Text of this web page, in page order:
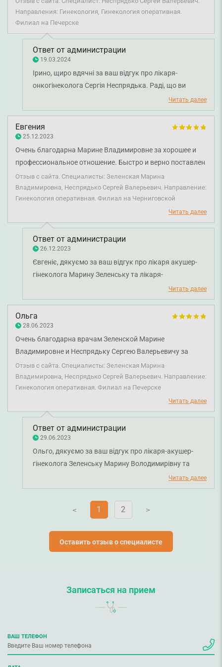
за консультацією виявилось шо через запалення
маткових труб мені поки не можна гормони.. от так
Неспрядько спочатку відправляє пацієнта без лікування,
вірне лікування.
Направления: Гинекология, Гинекология оперативная.
Филиал на Печерске
Ответ от администрации
19.03.2024
Ірино, щиро вдячні за ваш відгук про лікаря-
онкогінеколога Сергія Неспрядька. Раді, що ви
задоволені проведеним оперативним втручанням.
Бажаємо міцного здоров'я!
Читать далее
Евгения
25.12.2023
Очень благодарна Марине Владимировне за хорошее и
профессиональное отношение. Быстро и верно поставлен
диагноз и проведенная операция, которую они сделали с
Неспрядько Сергеем Валерьевичем. Всё прошло на
высоком уровне. Сопровождение после операции
постоянное. Отзыв на телефонный звонок в любое время.
Помощь в дальнейшем лечении вне клиники. Вообще все
в этой клинике (просп. Каденюка, 17-В) – профессионалы,
как администраторы, так и весь медицинский персонал.
Медицинские сестры в манипуляционной производят
забор крови с первого раза, что с моими венами (их почти
нет) очень сложно. После операции, день и ночь они
постоянно проверяли состояние, помогали во всем.
Хороший коллектив, в помещении все аккуратно,
выдержано. Спасибо.
Отзыв с сайта. Специалисты: Зеленская Марина
Владимировна, Неспрядько Сергей Валерьевич. Направление:
Гинекология оперативная. Филиал на Черниговской
Читать далее
Ответ от администрации
26.12.2023
Євгеніє, дякуємо за ваш відгук про лікаря акушер-
гінеколога Марину Зеленську та лікаря-
онкогінеколога Сергія Неспрядька. Раді, що ви
задоволені візитом у клініку та проведеним
оперативним втручанням. Бажаємо міцного
здоров'я!
Читать далее
Ольга
28.06.2023
Очень благодарна врачам Зеленской Марине
Владимировне и Неспрядьку Сергею Валерьевичу за
успешно проведенную операцию, а также всему
медицинскому персоналу за отзывчивость и внимание.
Отзыв с сайта. Специалисты: Зеленская Марина
Владимировна, Неспрядько Сергей Валерьевич. Направление:
Гинекология оперативная. Филиал на Печерске
Читать далее
Ответ от администрации
29.06.2023
Ольго, дякуємо за ваш відгук про лікаря-акушер-
гінеколога Зеленську Марину Володимирівну та
лікаря-онкогінеколога Неспрядька Сергія
Валерійовича. Раді, що звернулися на візит у клініку.
Бажаємо міцного здоров'я та всього найкращого!
Читать далее
V 1 2 V
Оставить отзыв о специалисте
Записаться на прием
ВАШ ТЕЛЕФОН